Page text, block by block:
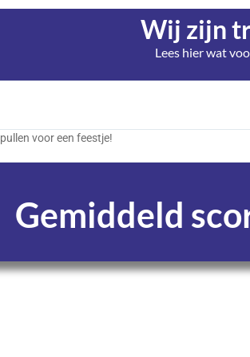
Wij zijn
Lees hier wat
voor een feestje!
Gemiddeld